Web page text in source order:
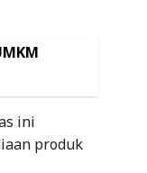
ini
produk